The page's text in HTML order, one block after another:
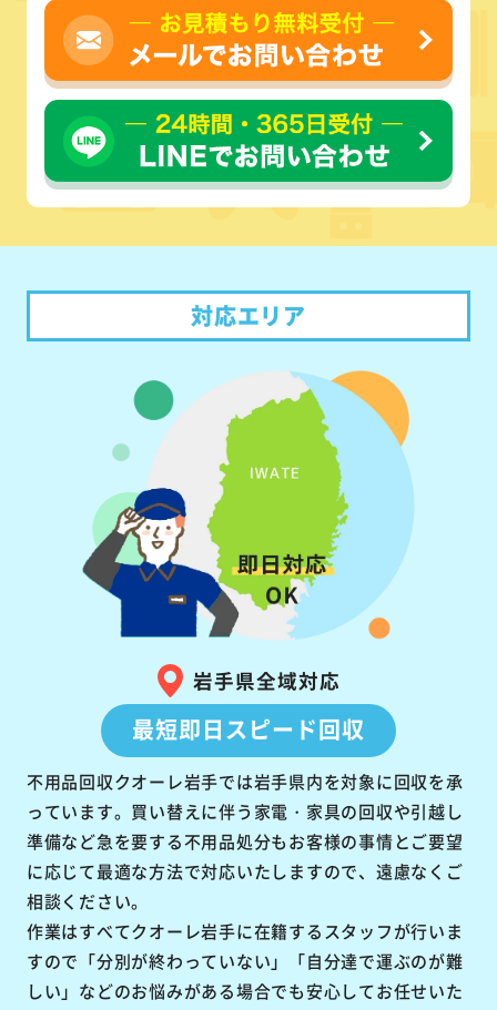
対応エリア
岩手県全域対応
最短即日スピード回収
不用品回収クオーレ岩手では岩手県内を対象に回収を承
っています。買い替えに伴う家電・家具の回収や引越し
準備など急を要する不用品処分もお客様の事情とご要望
に応じて最適な方法で対応いたしますので、遠慮なくご
相談ください。
作業はすべてクオーレ岩手に在籍するスタッフが行いま
すので「分別が終わっていない」「自分達で運ぶのが難
しい」などのお悩みがある場合でも安心してお任せいた